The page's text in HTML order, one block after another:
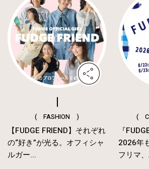
( FASHION )
【FUDGE FRIEND】それぞれ
の“好き”が光る。オフィシャ
ルガー...
(
『
2026年
フリマ